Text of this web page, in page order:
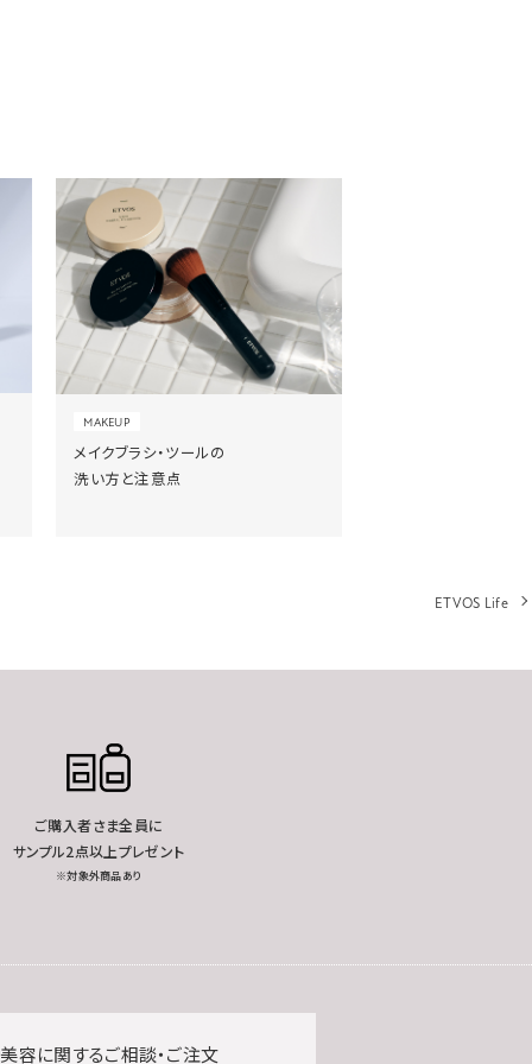
MAKEUP
メイクブラシ・ツールの
洗い方と注意点
ETVOS Life
ご購入者さま全員に
サンプル2点以上プレゼント
※対象外商品あり
容に関するご相談・ご注文